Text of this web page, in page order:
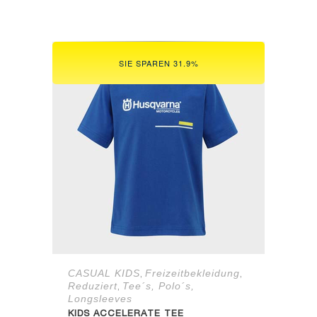
64,97 €24,90 €.
SIE SPAREN 31.9%
CASUAL KIDS, Freizeitbekleidung,
Reduziert, Tee´s, Polo´s,
Longsleeves
KIDS ACCELERATE TEE